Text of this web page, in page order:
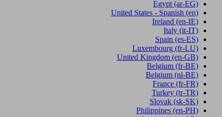
Egypt (ar-EG)
United States - Spanish (en)
Ireland (en-IE)
Italy (it-IT)
Spain (es-ES)
Luxembourg (fr-LU)
United Kingdom (en-GB)
Belgium (fr-BE)
Belgium (nl-BE)
France (fr-FR)
Turkey (tr-TR)
Slovak (sk-SK)
Philippines (en-PH)